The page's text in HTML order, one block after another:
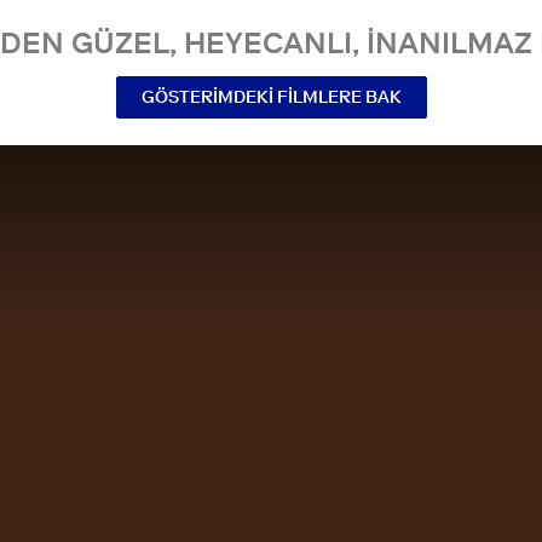
GÜZEL, HEYECANLI, INANILMAZ
GÖSTERIMDEKI FILMLERE BAK